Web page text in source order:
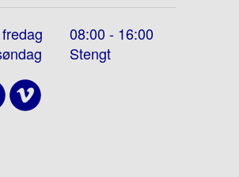
08:00 - 16:00
Stengt